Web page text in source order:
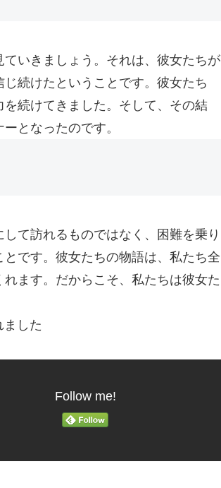
いきましょう。それは、彼女たちが
続けたということです。彼女たち
続けてきました。そして、その結
となったのです。
て訪れるものではなく、困難を乗り
です。彼女たちの物語は、私たち全
ます。だからこそ、私たちは彼女た
した
Follow me!